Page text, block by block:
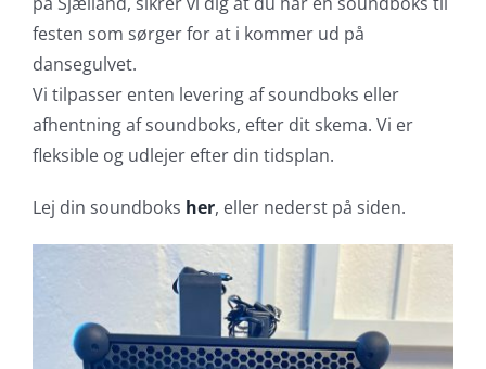
festen som sørger for at i kommer ud på
dansegulvet.
Vi tilpasser enten levering af soundboks eller
afhentning af soundboks, efter dit skema. Vi er
fleksible og udlejer efter din tidsplan.
Lej din soundboks her, eller nederst på siden.